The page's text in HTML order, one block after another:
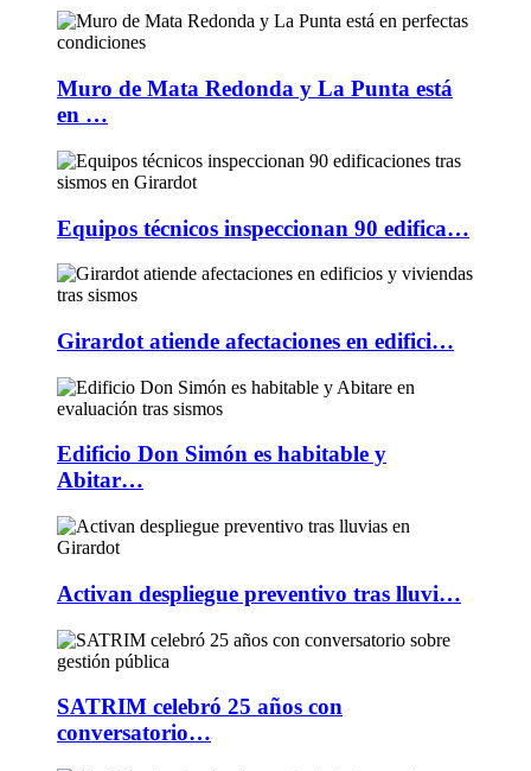
Muro de Mata Redonda y La Punta está
en …
Equipos técnicos inspeccionan 90 edifica…
Girardot atiende afectaciones en edifici…
Edificio Don Simón es habitable y
Abitar…
Activan despliegue preventivo tras lluvi…
SATRIM celebró 25 años con
conversatorio…